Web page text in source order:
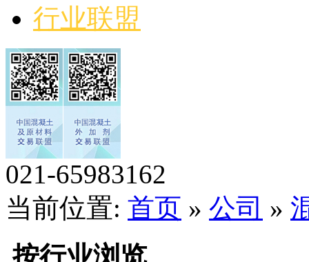
行业联盟
021-65983162
当前位置: 首页 » 公司 »
按行业浏览